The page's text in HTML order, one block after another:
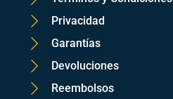
Privacidad
Garantías
Devoluciones
Reembolsos